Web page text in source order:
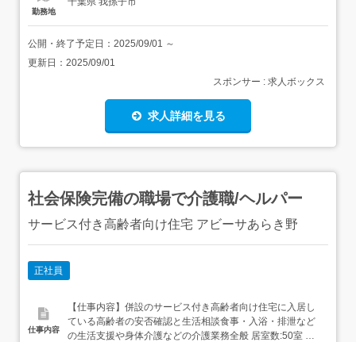
勤務地
公開・終了予定日： 2025/09/01 ～
更新日： 2025/09/01
スポンサー : 求人ボックス
求人詳細を見る
社会保険完備の職場で介護職/ヘルパー
サービス付き高齢者向け住宅 アビーサあらき野
正社員
仕事内容
【仕事内容】併設のサービス付き高齢者向け住宅に入居し
ている高齢者の安否確認と生活相談食事・入浴・排泄など
の生活支援や身体介護などの介護業務全般 居室数:50室 転